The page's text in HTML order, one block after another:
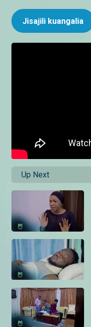
Jisajili kuangalia
Up Next